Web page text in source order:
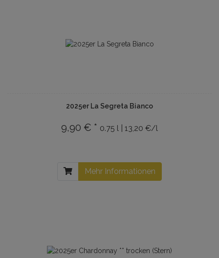
2025er La Segreta Bianco
9,90 € * 0.75 l | 13,20 €/l
Mehr Informationen